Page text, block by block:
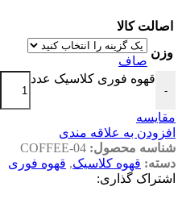
اصالت کالا
وزن
صاف
-
قهوه فوری کلاسیک عدد
مقایسه
افزودن به علاقه مندی
شناسه محصول: COFFEE-04
دسته: قهوه کلاسیک, قهوه فوری
اشتراک گذاری: